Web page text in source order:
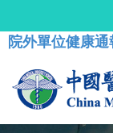
院外單位健康通